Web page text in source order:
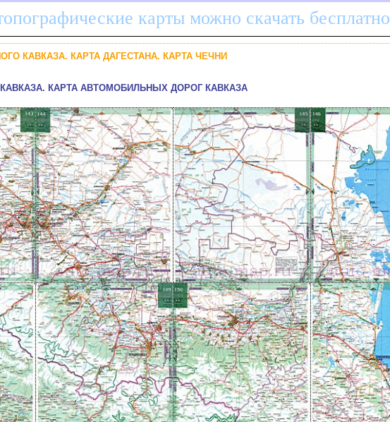
карты можно скачать бесплатно
КАВКАЗА. КАРТА ДАГЕСТАНА. КАРТА ЧЕЧНИ
КАРТА АВТОМОБИЛЬНЫХ ДОРОГ КАВКАЗА